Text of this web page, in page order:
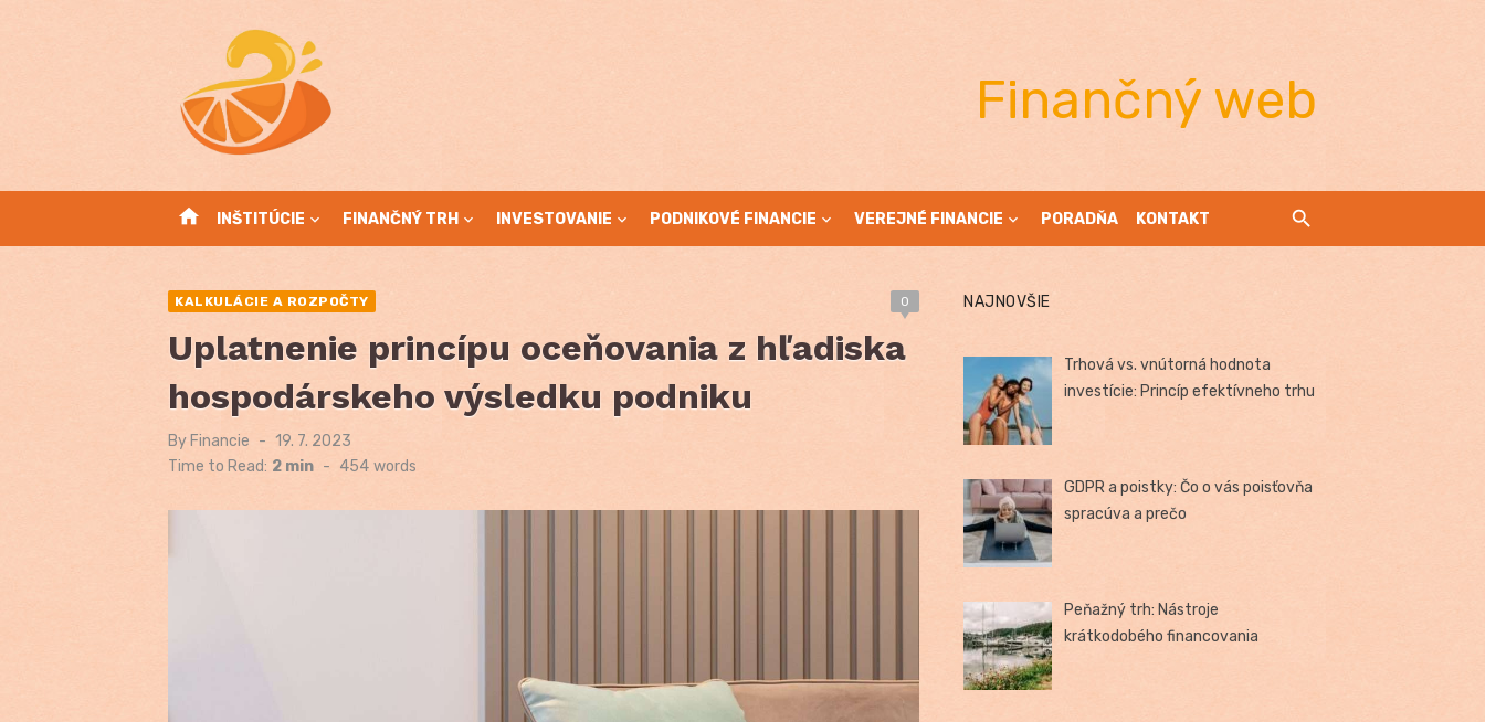
Finančný web
home INŠTITÚCIE FINANČNÝ TRH INVESTOVANIE PODNIKOVÉ FINANCIE VEREJNÉ FINANCIE PORADŇA KONTAKT
KALKULÁCIE A ROZPOČTY 0
Uplatnenie princípu oceňovania z hľadiska
hospodárskeho výsledku podniku
By Financie
Posted
on
19. 7. 2023
Time to Read: 2 min - 454 words
NAJNOVŠIE
Trhová vs. vnútorná hodnota
investície: Princíp efektívneho trhu
GDPR a poistky: Čo o vás poisťovňa
spracúva a prečo
Peňažný trh: Nástroje
krátkodobého financovania